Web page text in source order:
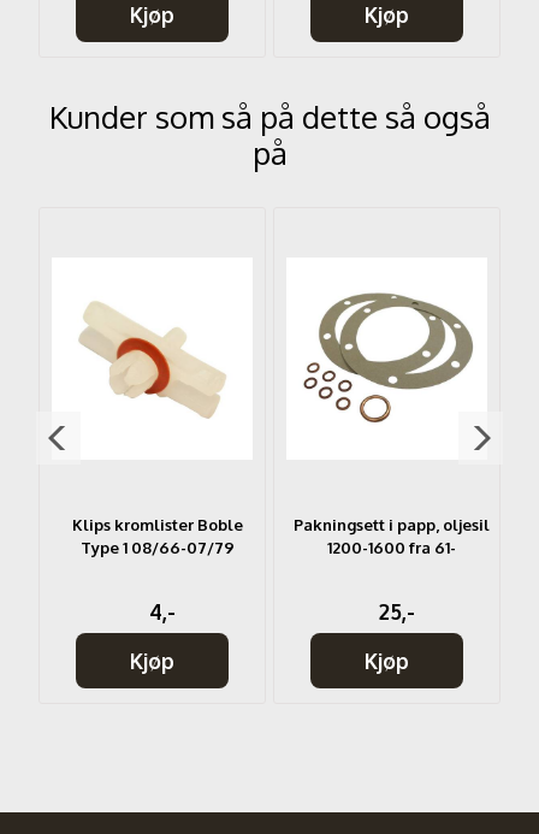
Kjøp
Kjøp
Kunder som så på dette så også
på
Klips kromlister Boble
Type 1 08/66-07/79
4,-
Kjøp
Pakningsett i papp, oljesil
1200-1600 fra 61-
25,-
Kjøp